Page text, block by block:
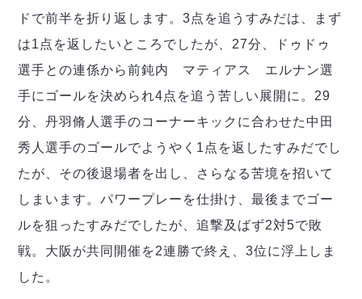
ドで前半を折り返します。3点を追うすみだは、まず
は1点を返したいところでしたが、27分、ドゥドゥ
選手との連係から前鈍内 マティアス エルナン選
手にゴールを決められ4点を追う苦しい展開に。29
分、丹羽脩人選手のコーナーキックに合わせた中田
秀人選手のゴールでようやく1点を返したすみだでし
たが、その後退場者を出し、さらなる苦境を招いて
しまいます。パワープレーを仕掛け、最後までゴー
ルを狙ったすみだでしたが、追撃及ばず2対5で敗
戦。大阪が共同開催を2連勝で終え、3位に浮上しま
した。